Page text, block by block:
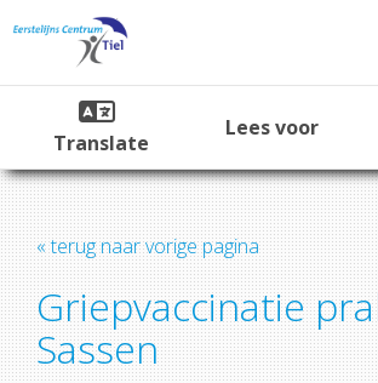
Translate
Lees voor
« terug naar vorige pagina
Griepvaccinatie
Sassen